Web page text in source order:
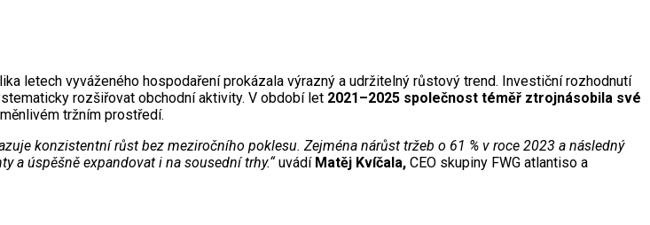
letech vyváženého hospodaření prokázala výrazný a udržitelný růstový trend. Investiční rozhodnutí
rozšiřovat obchodní aktivity. V období let 2021–2025 společnost téměř ztrojnásobila své
tržním prostředí.
konzistentní růst bez meziročního poklesu. Zejména nárůst tržeb o 61 % v roce 2023 a následný
a úspěšně expandovat i na sousední trhy.“ uvádí Matěj Kvíčala, CEO skupiny FWG atlantiso a